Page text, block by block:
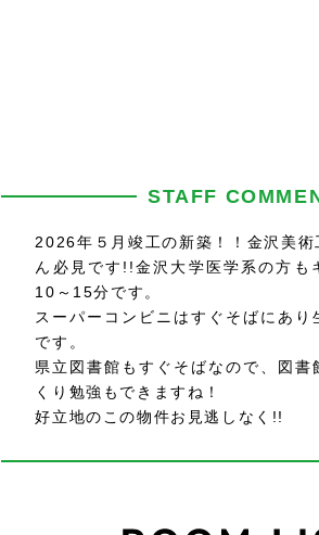
STAFF
2026年５月竣工の新築！！金沢美術
ん必見です!!金沢大学医学系の方も
10～15分です。
スーパーコンビニはすぐそばにあり
です。
県立図書館もすぐそばなので、図書
くり勉強もできますね！
好立地のこの物件お見逃しなく!!